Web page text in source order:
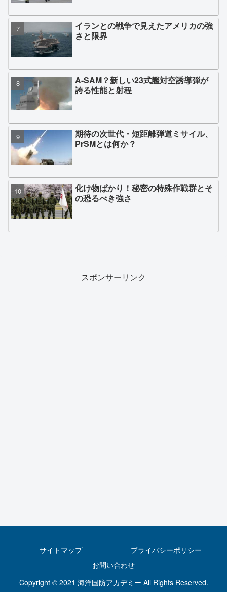
イランとの戦争で見えたアメリカの強
さと限界
A-SAM？新しい23式艦対空誘導弾が
誇る性能と射程
期待の次世代・短距離弾道ミサイル、
PrSMとは何か？
化け物ばかり！秘密の特殊作戦群とそ
の恐るべき強さ
スポンサーリンク
サイトマップ
プライバシーポリシー
お問い合わせ
Copyright © 2021 海洋国防アカデミー All Rights Reserved.